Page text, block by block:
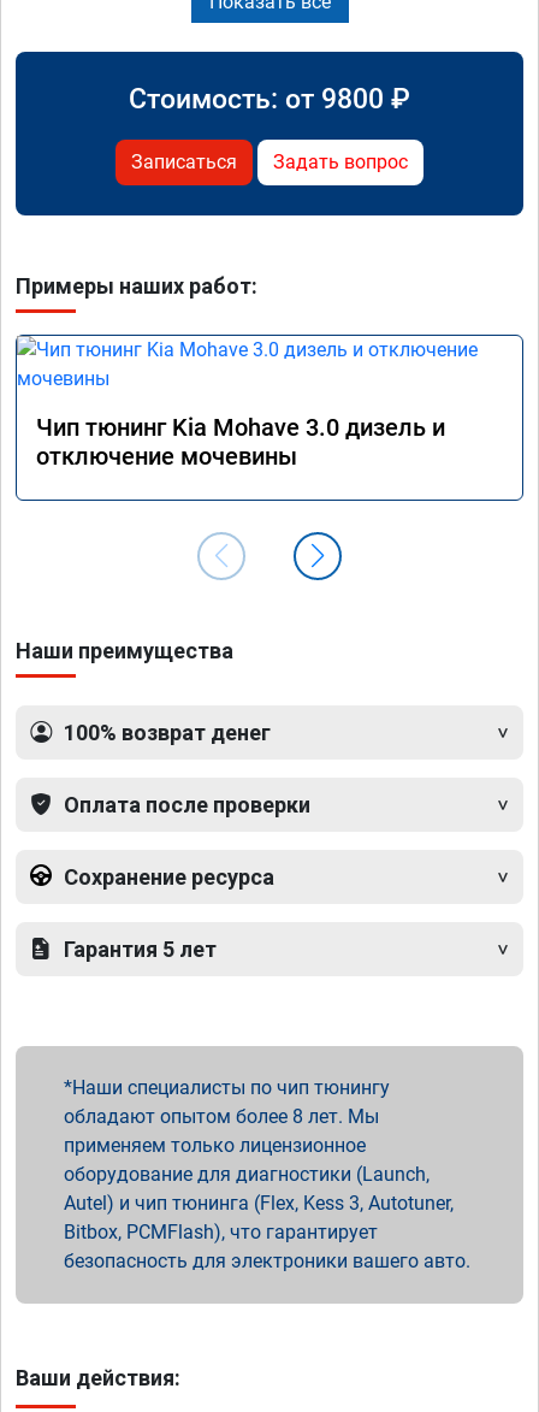
Стоимость: от 9800 ₽
Записаться Задать вопрос
Примеры наших работ:
Чип тюнинг Kia Mohave 3.0 дизель и
отключение мочевины
Наши преимущества
100% возврат денег
Оплата после проверки
Сохранение ресурса
Гарантия 5 лет
Наши специалисты по чип тюнингу
обладают опытом более 8 лет. Мы
применяем только лицензионное
оборудование для диагностики (Launch,
Autel) и чип тюнинга (Flex, Kess 3, Autotuner,
Bitbox, PCMFlash), что гарантирует
безопасность для электроники вашего авто.
Ваши действия: